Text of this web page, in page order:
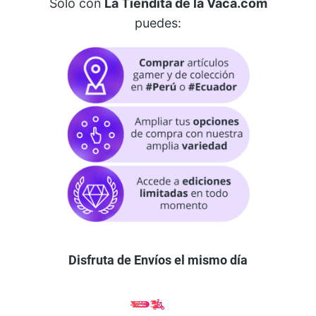
Solo con La Tiendita de la Vaca.com
puedes:
Disfruta de Envíos el mismo día